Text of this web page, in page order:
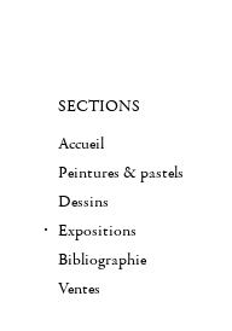
SECTIONS
Accueil
Peintures & pastels
Dessins
Expositions
Bibliographie
Ventes